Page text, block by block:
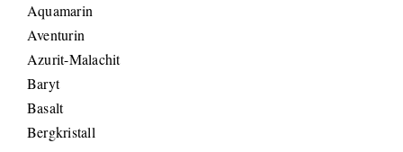
Aquamarin
Aventurin
Azurit-Malachit
Baryt
Basalt
Bergkristall